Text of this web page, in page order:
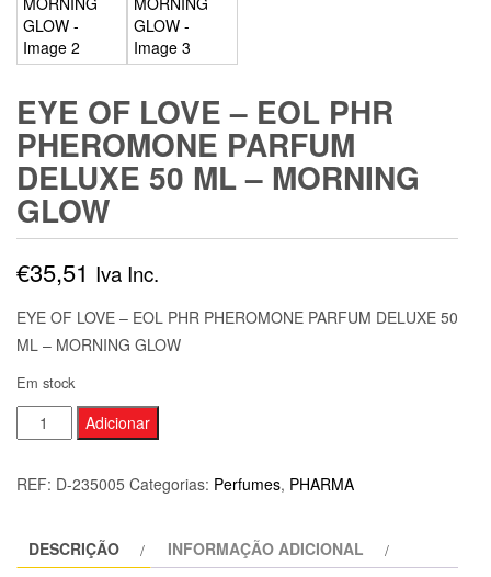
EYE OF LOVE – EOL PHR
PHEROMONE PARFUM
DELUXE 50 ML – MORNING
GLOW
€35,51 Iva Inc.
EYE OF LOVE – EOL PHR PHEROMONE PARFUM DELUXE 50
ML – MORNING GLOW
Em stock
Quantidade
de
EYE
Adicionar
REF: D-235005 Categorias: Perfumes, PHARMA
DESCRIÇÃO INFORMAÇÃO ADICIONAL